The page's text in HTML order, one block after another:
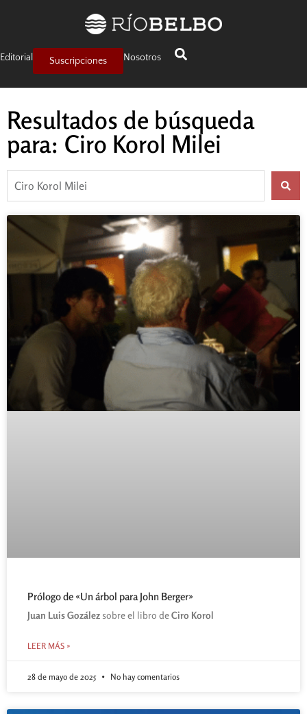
Editorial Suscripciones Nosotros
Resultados de búsqueda
para: Ciro Korol Milei
Prólogo de «Un árbol para John Berger»
Juan Luis Gozález sobre el libro deCiro Korol
LEER MÁS »
28 de mayo de 2025 No hay comentarios